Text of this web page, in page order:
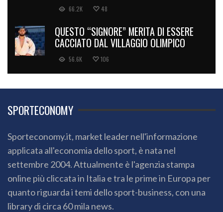
66.2K 48
QUESTO “SIGNORE” MERITA DI ESSERE
CACCIATO DAL VILLAGGIO OLIMPICO
56.6K 106
SPORTECONOMY
Sporteconomy.it, market leader nell'informazione
applicata all'economia dello sport, è nata nel
settembre 2004. Attualmente è l'agenzia stampa
online più cliccata in Italia e tra le prime in Europa per
quanto riguarda i temi dello sport-business, con una
library di circa 60 mila news.